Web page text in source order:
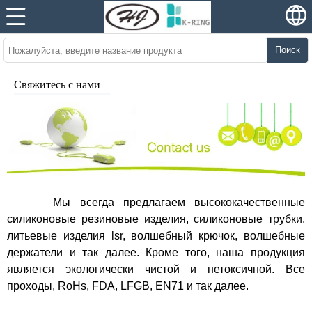
Поиск
Свяжитесь с нами
Мы всегда предлагаем высококачественные
силиконовые резиновые изделия, силиконовые трубки,
литьевые изделия lsr, волшебный крючок, волшебные
держатели и так далее. Кроме того, наша продукция
является экологически чистой и нетоксичной. Все
проходы, RoHs, FDA, LFGB, EN71 и так далее.